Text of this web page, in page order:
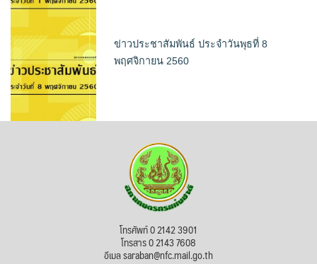
ข่าวประชาสัมพันธ์ ประจำวันพุธที่ 8
พฤศจิกายน 2560
โทรศัพท์ 0 2142 3901
โทรสาร 0 2143 7608
อีเมล saraban@nfc.mail.go.th